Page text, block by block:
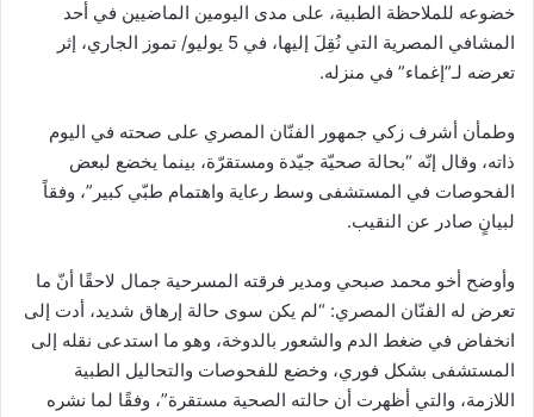
خضوعه للملاحظة الطبية، على مدى اليومين الماضيين في أحد
المشافي المصرية التي نُقِلَ إليها، في 5 يوليو/ تموز الجاري، إثر
تعرضه لـ”إغماء” في منزله.
وطمأن أشرف زكي جمهور الفنّان المصري على صحته في اليوم
ذاته، وقال إنّه “بحالة صحيّة جيّدة ومستقرّة، بينما يخضع لبعض
الفحوصات في المستشفى وسط رعاية واهتمام طبّي كبير”، وفقاً
لبيانٍ صادر عن النقيب.
وأوضح أخو محمد صبحي ومدير فرقته المسرحية جمال لاحقًا أنّ ما
تعرض له الفنّان المصري: “لم يكن سوى حالة إرهاق شديد، أدت إلى
انخفاض في ضغط الدم والشعور بالدوخة، وهو ما استدعى نقله إلى
المستشفى بشكل فوري، وخضع للفحوصات والتحاليل الطبية
اللازمة، والتي أظهرت أن حالته الصحية مستقرة”، وفقًا لما نشره